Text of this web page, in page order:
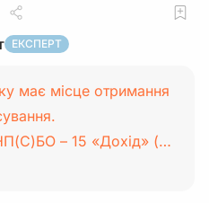
ЕКСПЕРТ
має місце отримання
– 15 «Дохід» (…